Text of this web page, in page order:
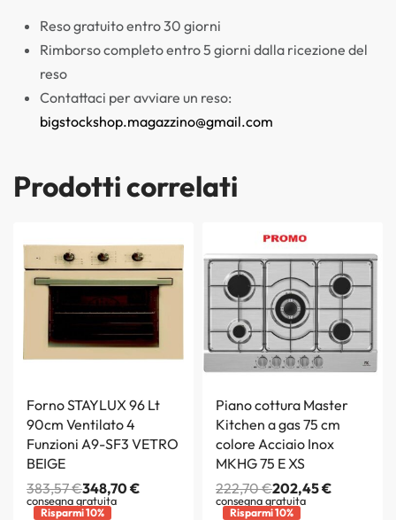
Reso gratuito entro 30 giorni
Rimborso completo entro 5 giorni dalla ricezione del
reso
Contattaci per avviare un reso:
bigstockshop.magazzino@gmail.com
Prodotti correlati
Forno STAYLUX 96 Lt
90cm Ventilato 4
Funzioni A9-SF3 VETRO
BEIGE
383,57€348,70€
consegna gratuita
Risparmi 10%
Piano cottura Master
Kitchen a gas 75 cm
colore Acciaio Inox
MKHG 75 E XS
222,70€202,45€
consegna gratuita
Risparmi 10%